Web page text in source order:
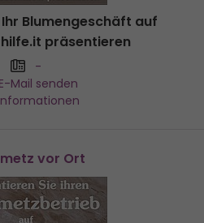
Blumengeschäft auf
präsentieren
-
E-Mail senden
vor Ort